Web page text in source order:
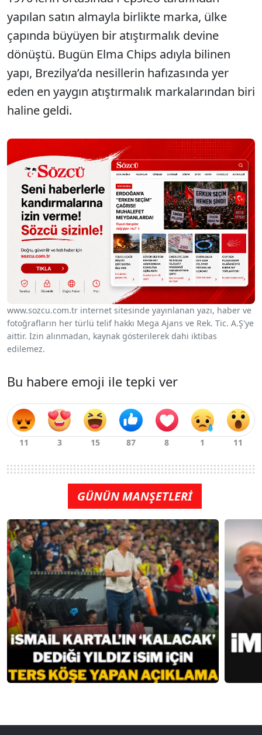
yapılan satın almayla birlikte marka, ülke
çapında büyüyen bir atıştırmalık devine
dönüştü. Bugün Elma Chips adıyla bilinen
yapı, Brezilya’da nesillerin hafızasında yer
eden en yaygın atıştırmalık markalarından biri
haline geldi.
www.sozcu.com.tr internet sitesinde yayınlanan yazı, haber ve
fotoğrafların her türlü telif hakkı Mega Ajans ve Rek. Tic. A.Ş'ye
aittir. İzin alınmadan, kaynak gösterilerek dahi iktibas
edilemez.
Bu habere emoji ile tepki ver
GÜNÜN MANŞETLERİ